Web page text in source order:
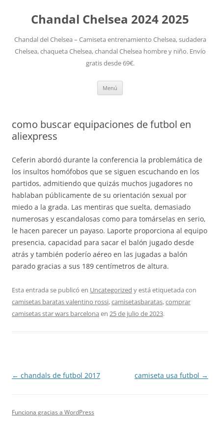
Chandal Chelsea 2024 2025
Chandal del Chelsea – Camiseta entrenamiento Chelsea, sudadera
Chelsea, chaqueta Chelsea, chandal Chelsea hombre y niño. Envío
gratis desde 69€.
Menú
como buscar equipaciones de futbol en
aliexpress
Ceferin abordó durante la conferencia la problemática de
los insultos homófobos que se siguen escuchando en los
partidos, admitiendo que quizás muchos jugadores no
hablaban públicamente de su orientación sexual por
miedo a la grada. Las mentiras que suelta, demasiado
numerosas y escandalosas como para tomárselas en serio,
le hacen parecer un payaso. Laporte proporciona al equipo
presencia, capacidad para sacar el balón jugado desde
atrás y también poderío aéreo en las jugadas a balón
parado gracias a sus 189 centímetros de altura.
Esta entrada se publicó en Uncategorized y está etiquetada con
camisetas baratas valentino rossi,camisetasbaratas,comprar
camisetas star wars barcelona en 25 de julio de 2023.
Navegación
← chandals de futbol 2017 camiseta usa futbol →
Funciona gracias a WordPress